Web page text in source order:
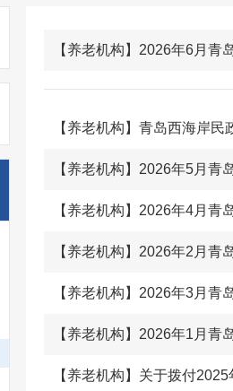
【养老机构】2026年6月青
【养老机构】青岛西海岸
【养老机构】2026年5月青
【养老机构】2026年4月青
【养老机构】2026年2月青
【养老机构】2026年3月青
【养老机构】2026年1月青